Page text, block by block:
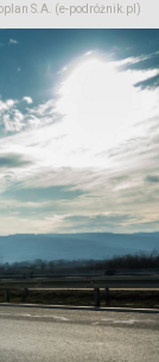
S.A. (e-podróżnik.pl)